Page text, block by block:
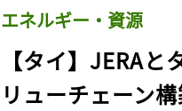
エネルギー・資源
【タイ】JERA
リューチェーン